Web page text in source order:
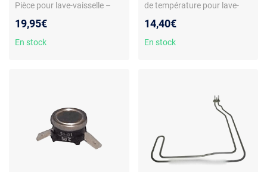
Pièce pour lave-vaisselle –
température – Compatible
AEG et Electrolux – Réf.
19,95€
En stock
de température pour lave-
Compatible Beko/Bluesky -
Réf. 1887740201
14,40€
En stock